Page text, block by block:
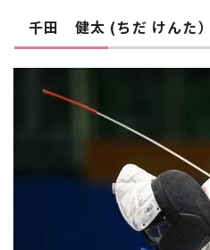
千田 健太 (ちだ けんた）